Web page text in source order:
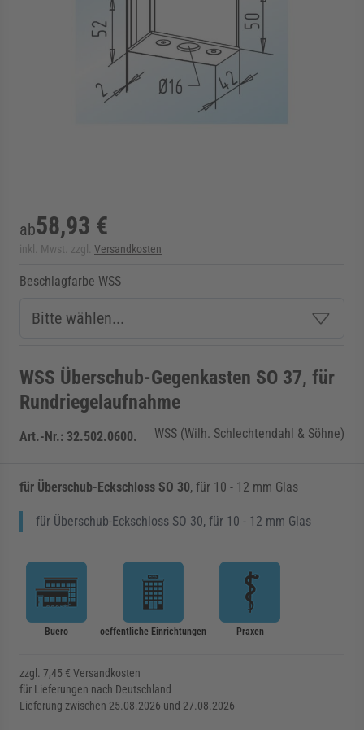
für Kategorie Zargen anzeigen
für Kategorie Aussenverglasung
ab58,93 €
inkl. Mwst. zzgl. Versandkosten
Beschlagfarbe WSS
WSS Überschub-Gegenkasten SO 37, für
Rundriegelaufnahme
Art.-Nr.: 32.502.0600. WSS (Wilh. Schlechtendahl & Söhne)
für Überschub-Eckschloss SO 30, für 10 - 12 mm Glas
für Überschub-Eckschloss SO 30, für 10 - 12 mm Glas
Buero oeffentliche Einrichtungen Praxen
zzgl. 7,45 € Versandkosten
für Lieferungen nach Deutschland
Lieferung zwischen 25.08.2026 und 27.08.2026